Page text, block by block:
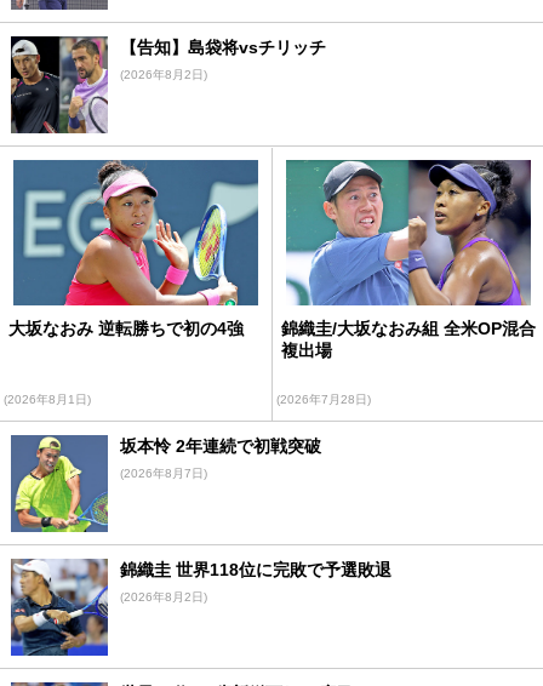
【告知】島袋将vsチリッチ
(2026年8月2日)
大坂なおみ 逆転勝ちで初の4強
(2026年8月1日)
錦織圭/大坂なおみ組 全米OP混合
複出場
(2026年7月28日)
坂本怜 2年連続で初戦突破
(2026年8月7日)
錦織圭 世界118位に完敗で予選敗退
(2026年8月2日)